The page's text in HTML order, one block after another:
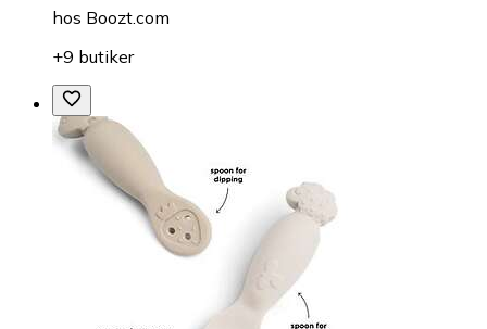
hos Boozt.com
+9 butiker